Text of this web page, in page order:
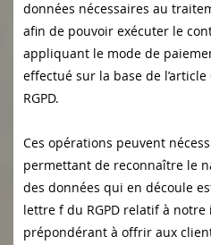
données nécessaires au
afin de pouvoir exécuter le
appliquant le mode de
effectué sur la base de
RGPD.
Ces opérations peuvent
permettant de reconnaître le
des données qui en découle
lettre f du RGPD relatif à
prépondérant à offrir aux